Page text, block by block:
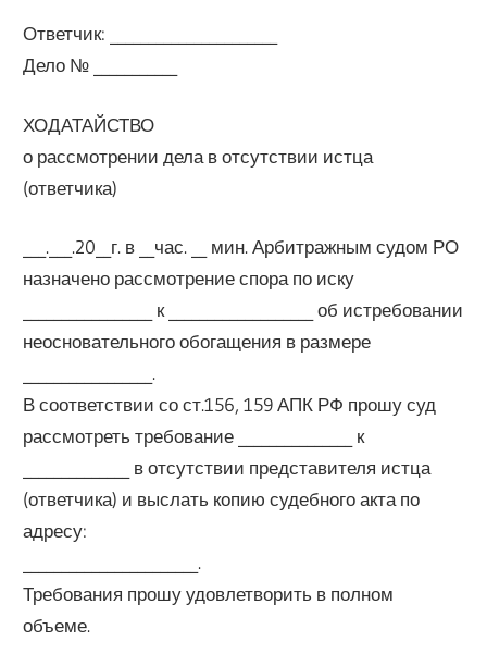
Ответчик: ______________________
Дело № ___________
ХОДАТАЙСТВО
о рассмотрении дела в отсутствии истца
(ответчика)
___.___.20__г. в __час. __ мин. Арбитражным судом РО
назначено рассмотрение спора по иску
_________________ к ___________________ об истребовании
неосновательного обогащения в размере
_________________.
В соответствии со ст.156, 159 АПК РФ прошу суд
рассмотреть требование _______________ к
______________ в отсутствии представителя истца
(ответчика) и выслать копию судебного акта по
адресу:
_______________________.
Требования прошу удовлетворить в полном
объеме.